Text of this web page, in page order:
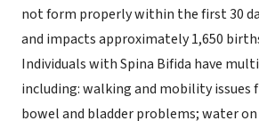
not form properly within the first 30
and impacts approximately 1,650
Individuals with Spina Bifida have
including: walking and mobility issues
bowel and bladder problems; water